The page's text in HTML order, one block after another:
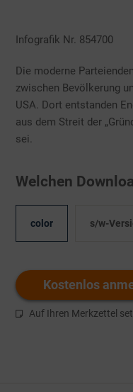
Infografik Nr. 854700
Die moderne
zwischen Bevölkerung
USA. Dort entstanden
aus dem Streit der
sei.
Welchen
color s/w-
Kostenlos
Auf Ihren Merkzettel